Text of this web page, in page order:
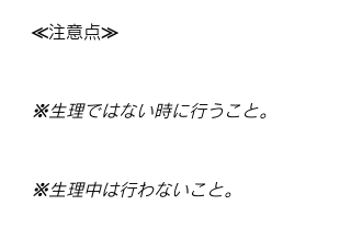
≪注意点≫
※生理ではない時に行うこと。
※生理中は行わないこと。